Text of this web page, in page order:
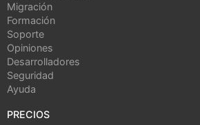
Migración
Formación
Soporte
Opiniones
Desarrolladores
Seguridad
Ayuda
PRECIOS